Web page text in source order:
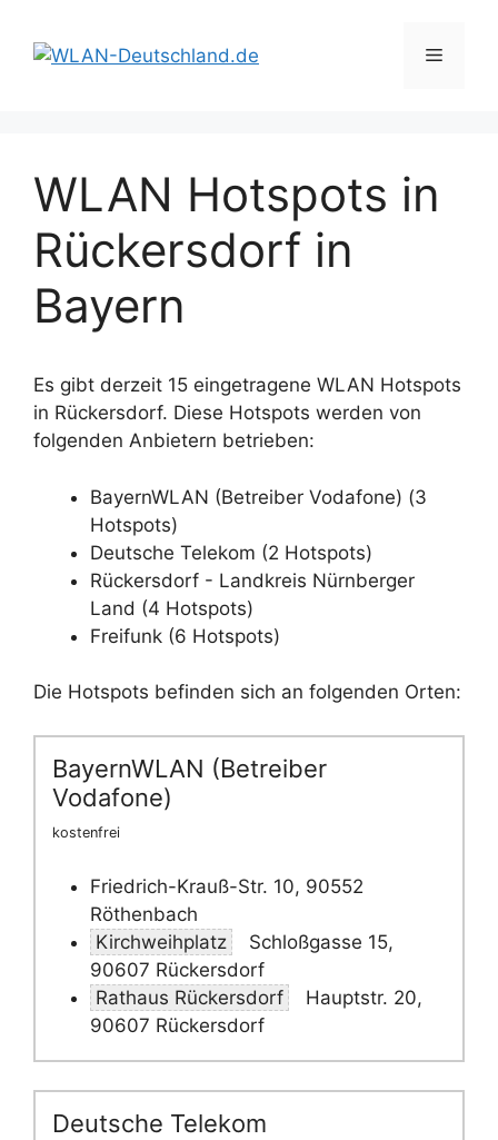
Inhalt
springen
Menü
WLAN Hotspots in
Rückersdorf in
Bayern
Es gibt derzeit 15 eingetragene WLAN Hotspots
in Rückersdorf. Diese Hotspots werden von
folgenden Anbietern betrieben:
BayernWLAN (Betreiber Vodafone) (3
Hotspots)
Deutsche Telekom (2 Hotspots)
Rückersdorf - Landkreis Nürnberger
Land (4 Hotspots)
Freifunk (6 Hotspots)
Die Hotspots befinden sich an folgenden Orten:
BayernWLAN (Betreiber
Vodafone)
kostenfrei
Friedrich-Krauß-Str. 10, 90552
Röthenbach
Kirchweihplatz
Schloßgasse 15,
90607 Rückersdorf
Rathaus Rückersdorf
Hauptstr. 20,
90607 Rückersdorf
Deutsche Telekom